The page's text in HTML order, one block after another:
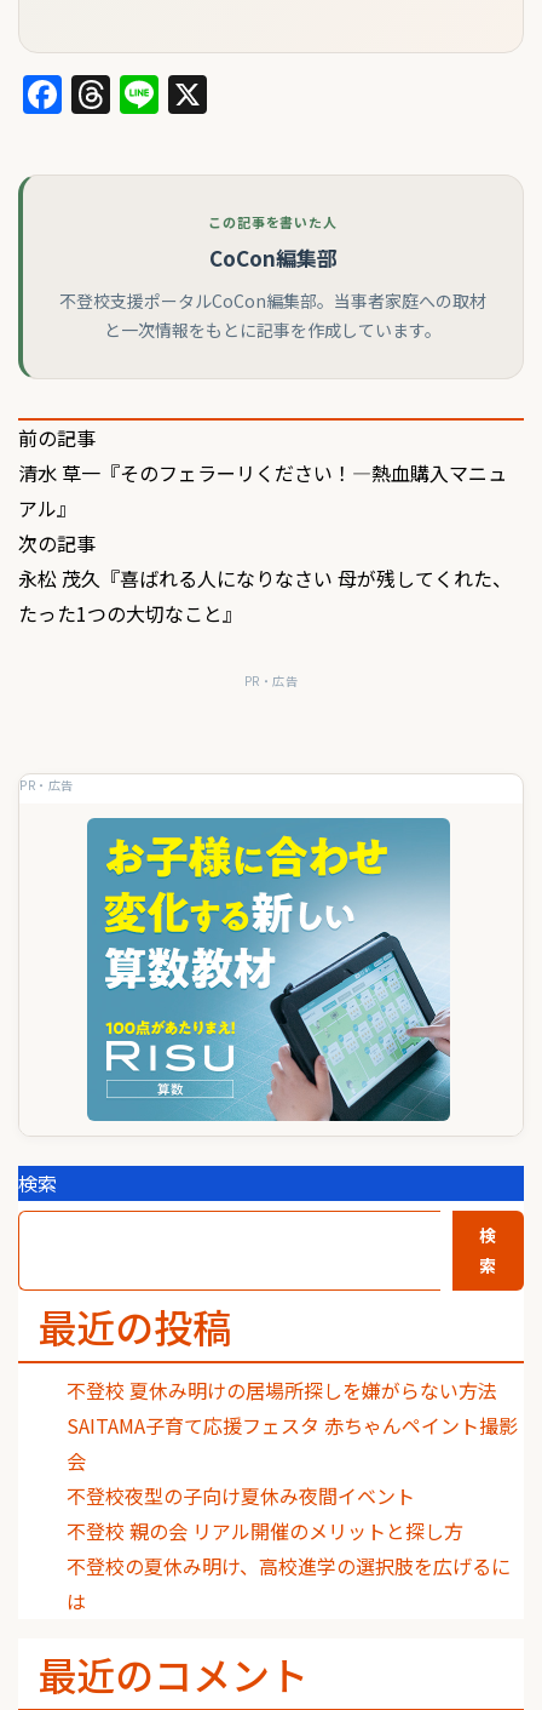
Facebook
Threads
Line
この記事を書いた人
CoCon編集部
不登校支援ポータルCoCon編集部。当事者家庭への取材
と一次情報をもとに記事を作成しています。
投
稿
ナ
ビ
ゲ
ョ
ン
前の記事
清水 草一『そのフェラーリください！―熱血購入マニュ
アル』
次の記事
永松 茂久『喜ばれる人になりなさい 母が残してくれた、
たった1つの大切なこと』
PR・広告
PR・広告
検索
検
索
最近の投稿
不登校 夏休み明けの居場所探しを嫌がらない方法
SAITAMA子育て応援フェスタ 赤ちゃんペイント撮影
会
不登校夜型の子向け夏休み夜間イベント
不登校 親の会 リアル開催のメリットと探し方
不登校の夏休み明け、高校進学の選択肢を広げるに
は
最近のコメント